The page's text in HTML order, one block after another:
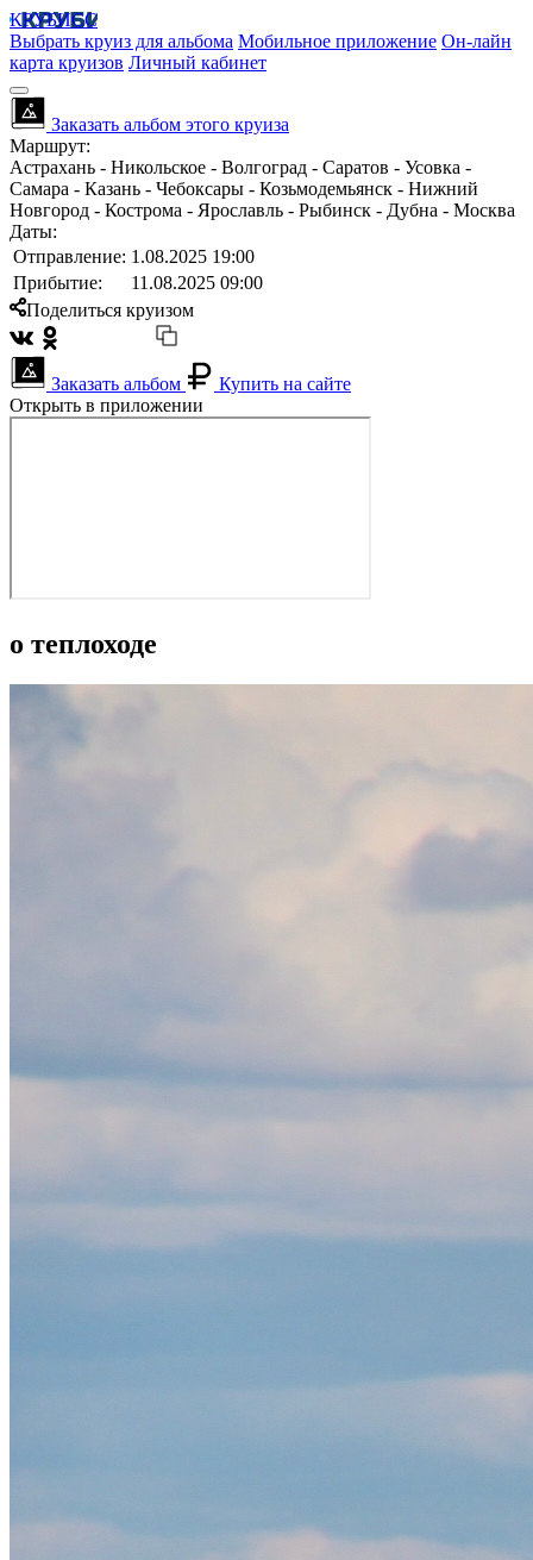
КРУБИСС
Выбрать круиз для альбома Мобильное приложение Он-лайн
карта круизов Личный кабинет
Заказать альбом этого круиза
Маршрут:
Астрахань - Никольское - Волгоград - Саратов - Усовка -
Самара - Казань - Чебоксары - Козьмодемьянск - Нижний
Новгород - Кострома - Ярославль - Рыбинск - Дубна - Москва
Даты:
Отправление: 1.08.2025 19:00
Прибытие:
11.08.2025 09:00
Поделиться круизом
Заказать альбом
Купить на сайте
Открыть в приложении
о теплоходе